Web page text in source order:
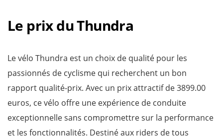
Le prix du Thundra
Le vélo Thundra est un choix de qualité pour les
passionnés de cyclisme qui recherchent un bon
rapport qualité-prix. Avec un prix attractif de 3899.00
euros, ce vélo offre une expérience de conduite
exceptionnelle sans compromettre sur la performance
et les fonctionnalités. Destiné aux riders de tous